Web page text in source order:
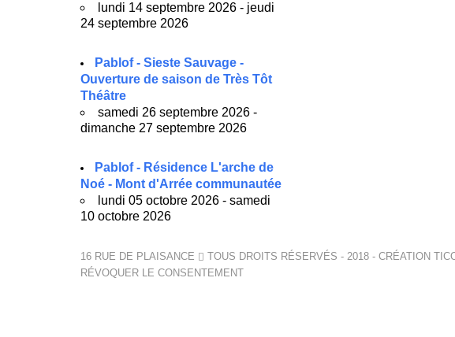
lundi 14 septembre 2026 - jeudi
24 septembre 2026
Pablof - Sieste Sauvage -
Ouverture de saison de Très Tôt
Théâtre
samedi 26 septembre 2026 -
dimanche 27 septembre 2026
Pablof - Résidence L'arche de
Noé - Mont d'Arrée communautée
lundi 05 octobre 2026 - samedi
10 octobre 2026
16 RUE DE PLAISANCE TOUS DROITS RÉSERVÉS - 2018 - CRÉATION
RÉVOQUER LE CONSENTEMENT